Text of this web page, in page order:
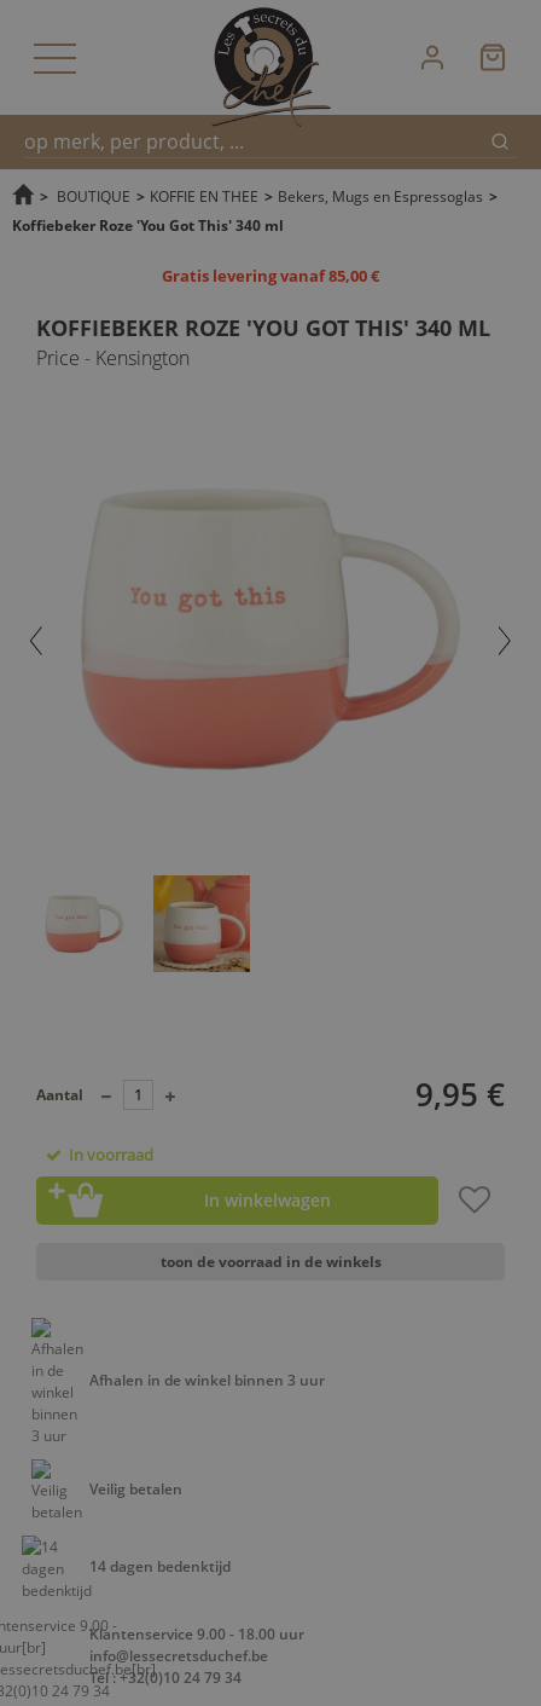
Snel
> BOUTIQUE > KOFFIE EN THEE > Bekers, Mugs en Espressoglas >
Koffiebeker Roze 'You Got This' 340 ml
Gratis levering vanaf 85,00 €
KOFFIEBEKER ROZE 'YOU GOT THIS' 340 ML
Price - Kensington
9,95 €
Aantal
In voorraad
In winkelwagen
toon de voorraad in de winkels
Afhalen in de winkel binnen 3 uur
Veilig betalen
14 dagen bedenktijd
Klantenservice 9.00 - 18.00 uur
info@lessecretsduchef.be
Tel : +32(0)10 24 79 34